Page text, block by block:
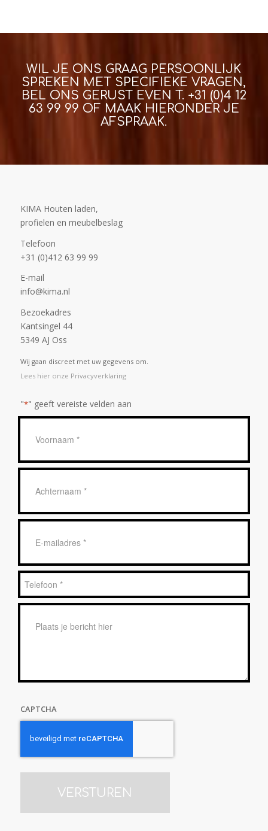
WIL JE ONS GRAAG PERSOONLIJK
SPREKEN MET SPECIFIEKE VRAGEN,
BEL ONS GERUST EVEN T. +31 (0)4 12
63 99 99 OF MAAK HIERONDER JE
AFSPRAAK.
KIMA Houten laden,
profielen en meubelbeslag
Telefoon
+31 (0)412 63 99 99
E-mail
info@kima.nl
Bezoekadres
Kantsingel 44
5349 AJ Oss
Wij gaan discreet met uw gegevens om.
Lees hier onze Privacyverklaring
"*" geeft vereiste velden aan
mailadres
Telefoon
CAPTCHA